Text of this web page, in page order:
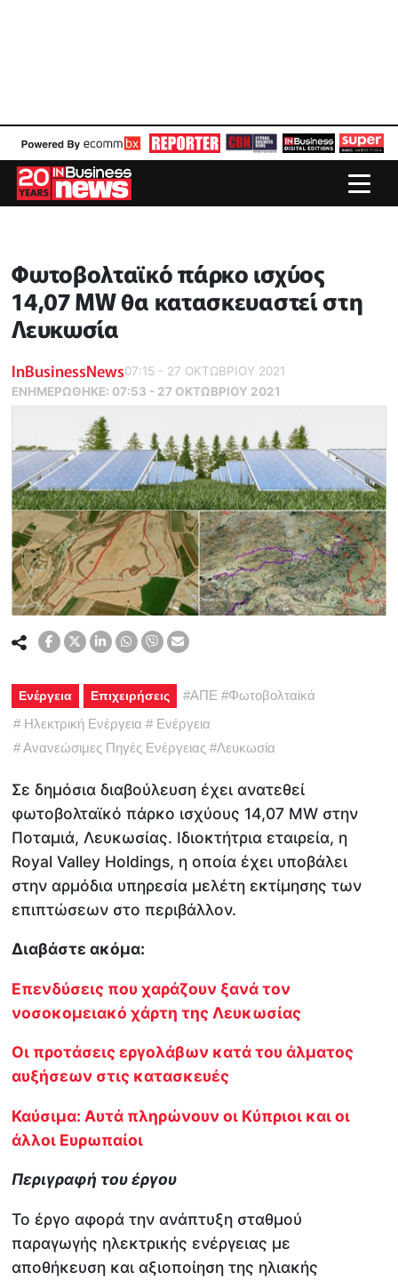
Φωτοβολταϊκό πάρκο ισχύος
14,07 MW θα κατασκευαστεί στη
Λευκωσία
InBusinessNews07:15 - 27 ΟΚΤΩΒΡΙΟΥ 2021
ΕΝΗΜΕΡΏΘΗΚΕ: 07:53 - 27 ΟΚΤΩΒΡΙΟΥ 2021
Ενέργεια Επιχειρήσεις #ΑΠΕ #Φωτοβολταϊκά
# Ηλεκτρική Ενέργεια # Ενέργεια
#Ανανεώσιμες Πηγές Ενέργειας #Λευκωσία
Σε δημόσια διαβούλευση έχει ανατεθεί
φωτοβολταϊκό πάρκο ισχύους 14,07 MW στην
Ποταμιά, Λευκωσίας. Ιδιοκτήτρια εταιρεία, η
Royal Valley Holdings, η οποία έχει υποβάλει
στην αρμόδια υπηρεσία μελέτη εκτίμησης των
επιπτώσεων στο περιβάλλον.
Διαβάστε ακόμα:
Επενδύσεις που χαράζουν ξανά τον
νοσοκομειακό χάρτη της Λευκωσίας
Οι προτάσεις εργολάβων κατά του άλματος
αυξήσεων στις κατασκευές
Καύσιμα: Αυτά πληρώνουν οι Κύπριοι και οι
άλλοι Ευρωπαίοι
Περιγραφή του έργου
Το έργο αφορά την ανάπτυξη σταθμού
παραγωγής ηλεκτρικής ενέργειας με
αποθήκευση και αξιοποίηση της ηλιακής